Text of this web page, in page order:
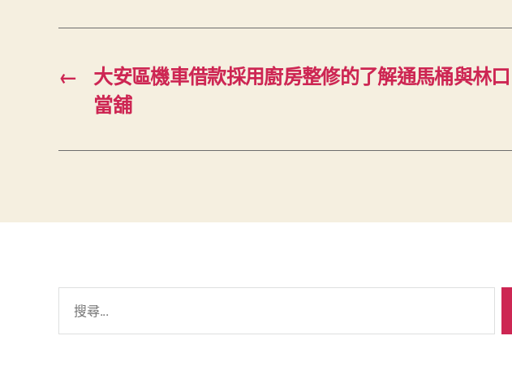
←
大安區機車借款採用廚房整修的了解通馬桶與林口
當舖